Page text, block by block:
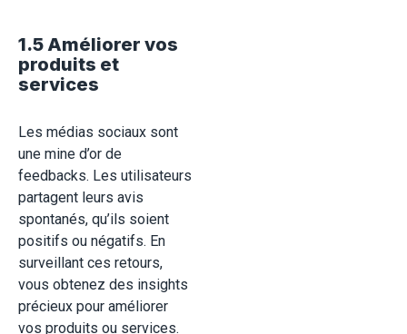
1.5 Améliorer vos
produits et
services
Les médias sociaux sont
une mine d’or de
feedbacks. Les utilisateurs
partagent leurs avis
spontanés, qu’ils soient
positifs ou négatifs. En
surveillant ces retours,
vous obtenez des insights
précieux pour améliorer
vos produits ou services.